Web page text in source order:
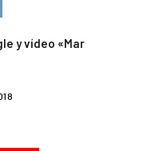
y vídeo «Mar